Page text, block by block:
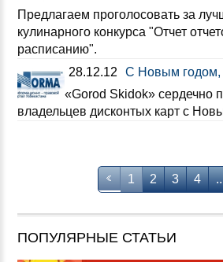
Предлагаем проголосовать за
кулинарного конкурса "Отчет
расписанию".
28.12.12
С Новым годом,
«Gorod Skidok» cердечно
владельцев дисконтых карт с
1 2 3 4
ПОПУЛЯРНЫЕ СТАТЬИ